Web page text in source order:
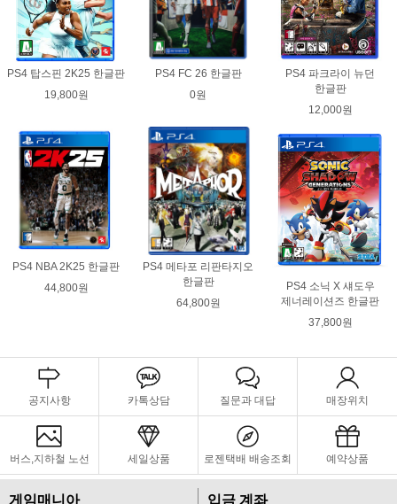
PS4 탑스핀 2K25 한글판
19,800원
PS4 FC 26 한글판
0원
PS4 파크라이 뉴던
한글판
12,000원
PS4 NBA 2K25 한글판
44,800원
PS4 메타포 리판타지오
한글판
64,800원
PS4 소닉 X 섀도우
제너레이션즈 한글판
37,800원
공지사항 카톡상담 질문과 대답 매장위치
버스,지하철 노선 세일상품 로젠택배 배송조회 예약상품
게임매니아 입금 계좌